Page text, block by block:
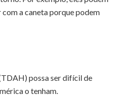
a caneta porque podem
possa ser difícil de
o tenham.